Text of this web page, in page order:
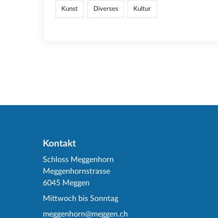
Kunst Diverses Kultur
Kontakt
Schloss Meggenhorn
Meggenhornstrasse
6045 Meggen
Mittwoch bis Sonntag
meggenhorn@meggen.ch